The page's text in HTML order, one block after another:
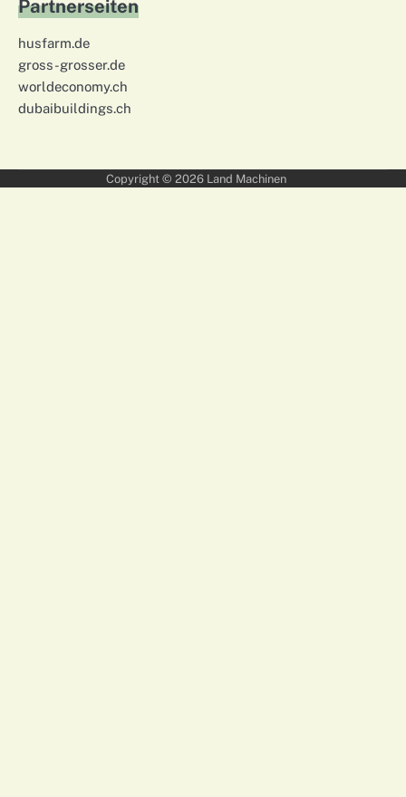
Partnerseiten
husfarm.de
gross-grosser.de
worldeconomy.ch
dubaibuildings.ch
Copyright © 2026 Land Machinen